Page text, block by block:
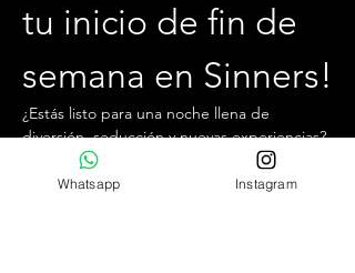
tu inicio de fin de
semana en Sinners!
¿Estás listo para una noche llena de
diversión, seducción y nuevas experiencias?
Te invitamos a unirte a nosotros cada
viernes por la noche, desde las 22:30 hrs
Whatsapp Instagram